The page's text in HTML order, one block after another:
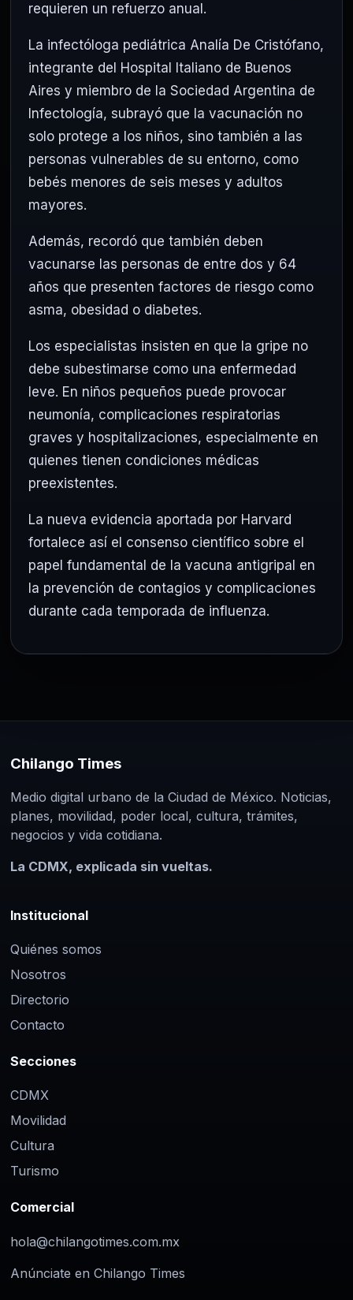
requieren un refuerzo anual.
La infectóloga pediátrica Analía De Cristófano,
integrante del Hospital Italiano de Buenos
Aires y miembro de la Sociedad Argentina de
Infectología, subrayó que la vacunación no
solo protege a los niños, sino también a las
personas vulnerables de su entorno, como
bebés menores de seis meses y adultos
mayores.
Además, recordó que también deben
vacunarse las personas de entre dos y 64
años que presenten factores de riesgo como
asma, obesidad o diabetes.
Los especialistas insisten en que la gripe no
debe subestimarse como una enfermedad
leve. En niños pequeños puede provocar
neumonía, complicaciones respiratorias
graves y hospitalizaciones, especialmente en
quienes tienen condiciones médicas
preexistentes.
La nueva evidencia aportada por Harvard
fortalece así el consenso científico sobre el
papel fundamental de la vacuna antigripal en
la prevención de contagios y complicaciones
durante cada temporada de influenza.
Chilango Times
Medio digital urbano de la Ciudad de México. Noticias,
planes, movilidad, poder local, cultura, trámites,
negocios y vida cotidiana.
La CDMX, explicada sin vueltas.
Institucional
Quiénes somos
Nosotros
Directorio
Contacto
Secciones
CDMX
Movilidad
Cultura
Turismo
Comercial
hola@chilangotimes.com.mx
Anúnciate en Chilango Times